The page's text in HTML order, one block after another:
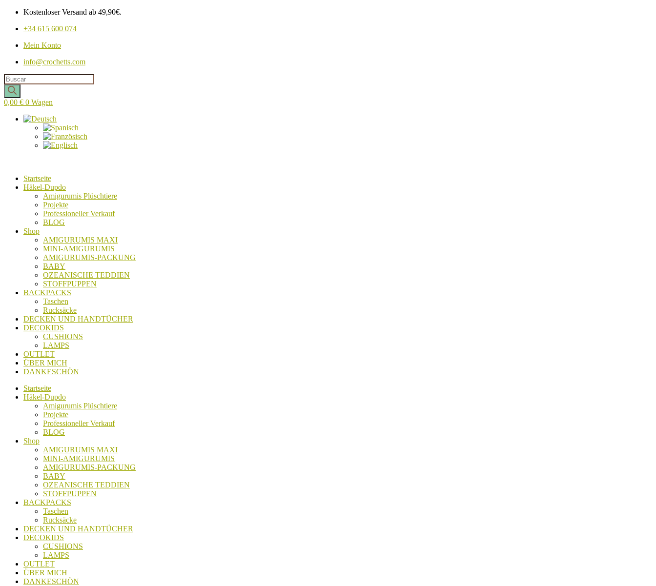
Kostenloser Versand ab 49,90€.
+34 615 600 074
Mein Konto
info@crochetts.com
Produkte
suchen
0,00 € 0 Wagen
Startseite
Häkel-Dupdo
Amigurumis Plüschtiere
Projekte
Professioneller Verkauf
BLOG
Shop
AMIGURUMIS MAXI
MINI-AMIGURUMIS
AMIGURUMIS-PACKUNG
BABY
OZEANISCHE TEDDIEN
STOFFPUPPEN
BACKPACKS
Taschen
Rucksäcke
DECKEN UND HANDTÜCHER
DECOKIDS
CUSHIONS
LAMPS
OUTLET
ÜBER MICH
DANKESCHÖN
Startseite
Häkel-Dupdo
Amigurumis Plüschtiere
Projekte
Professioneller Verkauf
BLOG
Shop
AMIGURUMIS MAXI
MINI-AMIGURUMIS
AMIGURUMIS-PACKUNG
BABY
OZEANISCHE TEDDIEN
STOFFPUPPEN
BACKPACKS
Taschen
Rucksäcke
DECKEN UND HANDTÜCHER
DECOKIDS
CUSHIONS
LAMPS
OUTLET
ÜBER MICH
DANKESCHÖN